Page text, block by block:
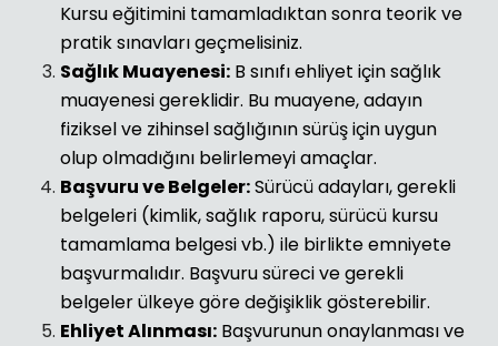
Kursu eğitimini tamamladıktan sonra teorik ve
pratik sınavları geçmelisiniz.
Sağlık Muayenesi: B sınıfı ehliyet için sağlık
muayenesi gereklidir. Bu muayene, adayın
fiziksel ve zihinsel sağlığının sürüş için uygun
olup olmadığını belirlemeyi amaçlar.
Başvuru ve Belgeler:Sürücü adayları, gerekli
belgeleri (kimlik, sağlık raporu, sürücü kursu
tamamlama belgesi vb.) ile birlikte emniyete
başvurmalıdır. Başvuru süreci ve gerekli
belgeler ülkeye göre değişiklik gösterebilir.
Ehliyet Alınması: Başvurunun onaylanması ve